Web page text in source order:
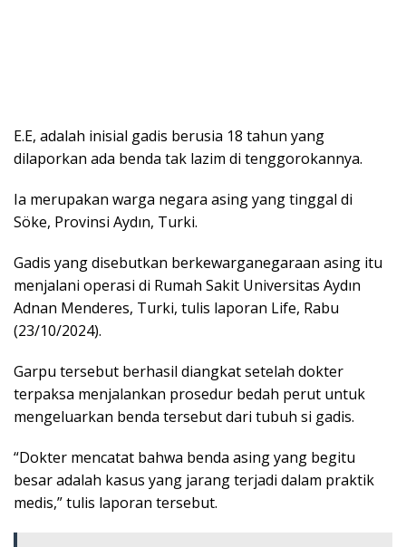
E.E, adalah inisial gadis berusia 18 tahun yang
dilaporkan ada benda tak lazim di tenggorokannya.
Ia merupakan warga negara asing yang tinggal di
Söke, Provinsi Aydın, Turki.
Gadis yang disebutkan berkewarganegaraan asing itu
menjalani operasi di Rumah Sakit Universitas Aydın
Adnan Menderes, Turki, tulis laporan Life, Rabu
(23/10/2024).
Garpu tersebut berhasil diangkat setelah dokter
terpaksa menjalankan prosedur bedah perut untuk
mengeluarkan benda tersebut dari tubuh si gadis.
“Dokter mencatat bahwa benda asing yang begitu
besar adalah kasus yang jarang terjadi dalam praktik
medis,” tulis laporan tersebut.